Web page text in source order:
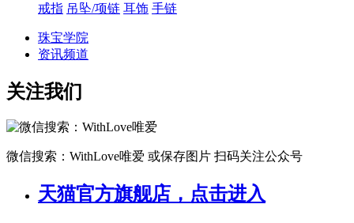
戒指 吊坠/项链 耳饰 手链
珠宝学院
资讯频道
关注我们
微信搜索：WithLove唯爱 或保存图片 扫码关注公众号
天猫官方旗舰店，点击进入